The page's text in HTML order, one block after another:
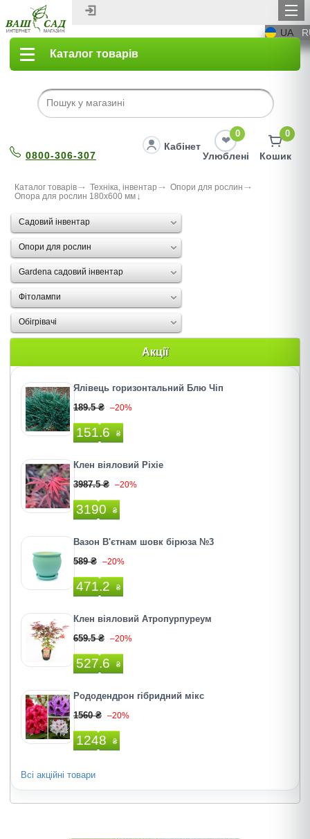
UA
Каталог товарів
0800-306-307
Кабінет
0
Улюблені
0
Кошик
Каталог товарів Техніка, інвентар
Опори для рослин
Опора для рослин 180x600 мм
Садовий інвентар
Опори для рослин
Gardena садовий інвентар
Фітолампи
Oбігрівачі
Акції
Ялівець горизонтальний Блю Чіп
189.5 ₴ –20%
151.6 ₴
Клен віяловий Pixie
3987.5 ₴ –20%
3190 ₴
Вазон В'єтнам шовк бірюза №3
589 ₴ –20%
471.2 ₴
Клен віяловий Атропурпуреум
659.5 ₴ –20%
527.6 ₴
Рододендрон гібридний мікс
1560 ₴ –20%
1248 ₴
Всі акційні товари